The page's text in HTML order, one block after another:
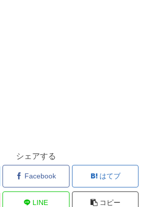
シェアする
Facebook はてブ
LINE コピー